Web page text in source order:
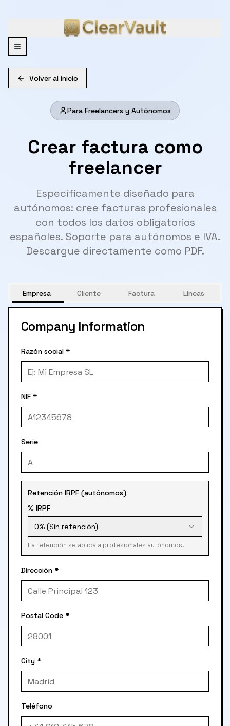
Menu
Volver al inicio
Para Freelancers y Autónomos
Crear factura como
freelancer
Específicamente diseñado para
autónomos: cree facturas profesionales
con todos los datos obligatorios
españoles. Soporte para autónomos e IVA.
Descargue directamente como PDF.
Empresa Cliente Factura Líneas
Company Information
Razón social *
NIF *
Serie
Retención IRPF (autónomos)
% IRPF
0% (Sin retención)
La retención se aplica a profesionales autónomos.
Dirección *
Postal Code *
City *
Teléfono